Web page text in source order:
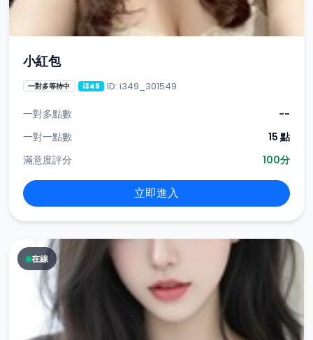
小紅包
一對多等待中 i349 ID: i349_301549
一對多點數
--
一對一點數
15 點
滿意度評分
100分
立即進入
在線